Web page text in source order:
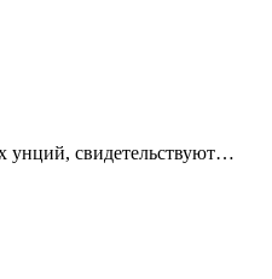
унций, свидетельствуют…